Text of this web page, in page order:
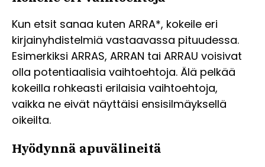
Kun etsit sanaa kuten ARRA*, kokeile eri
kirjainyhdistelmiä vastaavassa pituudessa.
Esimerkiksi ARRAS, ARRAN tai ARRAU voisivat
olla potentiaalisia vaihtoehtoja. Älä pelkää
kokeilla rohkeasti erilaisia vaihtoehtoja,
vaikka ne eivät näyttäisi ensisilmäyksellä
oikeilta.
Hyödynnä apuvälineitä